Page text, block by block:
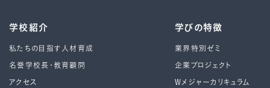
学校紹介
私たちの目指す人材育成
名誉学校長・教育顧問
アクセス
学びの特徴
業界特別ゼミ
企業プロジェクト
Wメジャーカリキュラム